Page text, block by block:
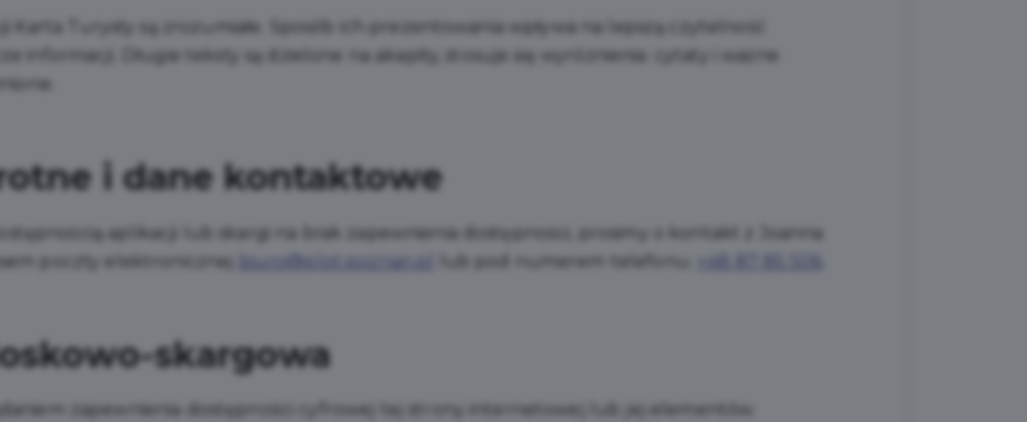
Karta Turysty są zrozumiałe. Sposób ich prezentowania wpływa na lepszą czytelność
informacji. Długie teksty są dzielone na akapity, stosuje się wyróżnienia: cytaty i ważne
i dane kontaktowe
aplikacji lub skargi na brak zapewnienia dostępności, prosimy o kontakt z
Joanna
poczty elektronicznej biuro@plot.poznan.pl lub pod numerem telefonu:
skargowa
zapewnienia dostępności cyfrowej tej strony internetowej lub jej elementów.